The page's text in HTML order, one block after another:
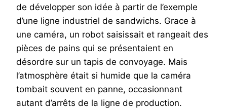
de développer son idée à partir de l’exemple
d’une ligne industriel de sandwichs. Grace à
une caméra, un robot saisissait et rangeait des
pièces de pains qui se présentaient en
désordre sur un tapis de convoyage. Mais
l’atmosphère était si humide que la caméra
tombait souvent en panne, occasionnant
autant d’arrêts de la ligne de production.